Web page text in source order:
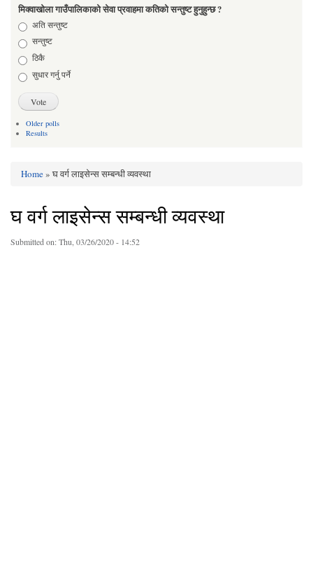
मिक्वाखोला गाउँपालिकाको सेवा प्रवाहमा कतिको सन्तुष्ट हुनुहुन्छ ?
Choicesअति सन्तुष्ट
सन्तुष्ट
ठिकै
सुधार गर्नु पर्ने
Older polls
Results
Home» घ वर्ग लाइसेन्स सम्बन्धी व्यवस्था
घ वर्ग लाइसेन्स सम्बन्धी व्यवस्था
Submitted on:Thu, 03/26/2020 - 14:52